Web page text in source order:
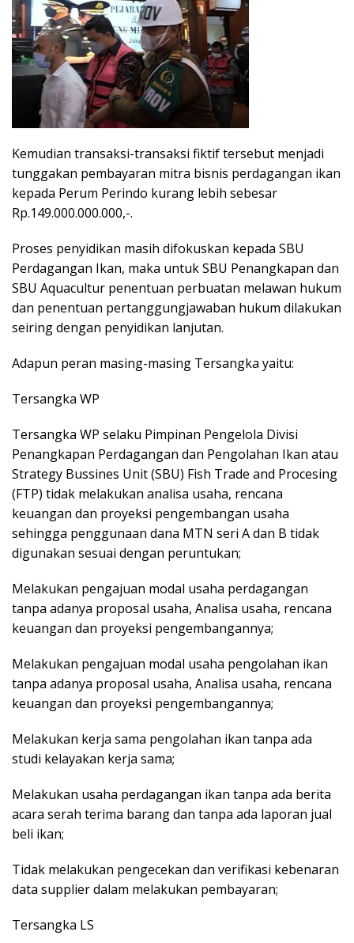
Kemudian transaksi-transaksi fiktif tersebut menjadi
tunggakan pembayaran mitra bisnis perdagangan ikan
kepada Perum Perindo kurang lebih sebesar
Rp.149.000.000.000,-.
Proses penyidikan masih difokuskan kepada SBU
Perdagangan Ikan, maka untuk SBU Penangkapan dan
SBU Aquacultur penentuan perbuatan melawan hukum
dan penentuan pertanggungjawaban hukum dilakukan
seiring dengan penyidikan lanjutan.
Adapun peran masing-masing Tersangka yaitu:
Tersangka WP
Tersangka WP selaku Pimpinan Pengelola Divisi
Penangkapan Perdagangan dan Pengolahan Ikan atau
Strategy Bussines Unit (SBU) Fish Trade and Procesing
(FTP) tidak melakukan analisa usaha, rencana
keuangan dan proyeksi pengembangan usaha
sehingga penggunaan dana MTN seri A dan B tidak
digunakan sesuai dengan peruntukan;
Melakukan pengajuan modal usaha perdagangan
tanpa adanya proposal usaha, Analisa usaha, rencana
keuangan dan proyeksi pengembangannya;
Melakukan pengajuan modal usaha pengolahan ikan
tanpa adanya proposal usaha, Analisa usaha, rencana
keuangan dan proyeksi pengembangannya;
Melakukan kerja sama pengolahan ikan tanpa ada
studi kelayakan kerja sama;
Melakukan usaha perdagangan ikan tanpa ada berita
acara serah terima barang dan tanpa ada laporan jual
beli ikan;
Tidak melakukan pengecekan dan verifikasi kebenaran
data supplier dalam melakukan pembayaran;
Tersangka LS